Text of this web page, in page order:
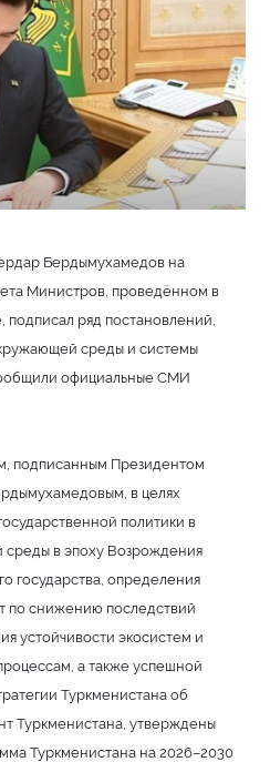
Бердымухамедов на
Министров, проведённом в
ряд постановлений,
среды и системы
официальные СМИ
подписанным Президентом
в целях
политики в
в эпоху Возрождения
государства, определения
по снижению последствий
устойчивости экосистем и
а также успешной
Туркменистана об
Туркменистана, утверждены
Туркменистана на 2026–2030